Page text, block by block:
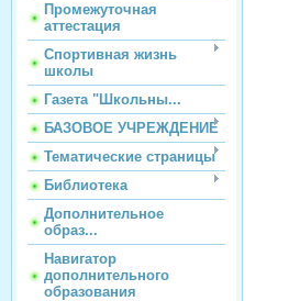
Промежуточная
аттестация
Спортивная жизнь
школы
Газета "Школьны...
БАЗОВОЕ УЧРЕЖДЕНИЕ
Тематические страницы
Библиотека
Дополнительное
образ...
Навигатор
дополнительного
образования